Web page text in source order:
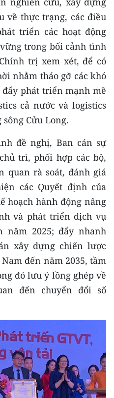
Bắc
và Tây
Minh
về thực trạng, các điều
triển các hoạt động
trong bối cảnh tình
trị xem xét, để có
nhằm tháo gỡ các khó
phát triển mạnh mẽ
cả nước và logistics
Cửu Long.
đề nghị, Ban cán sự
trì, phối hợp các bộ,
quan rà soát, đánh giá
các Quyết định của
hoạch hành động nâng
và phát triển dịch vụ
năm 2025; đẩy nhanh
xây dựng chiến lược
đến năm 2035, tầm
đó lưu ý lồng ghép về
đến chuyển đổi số